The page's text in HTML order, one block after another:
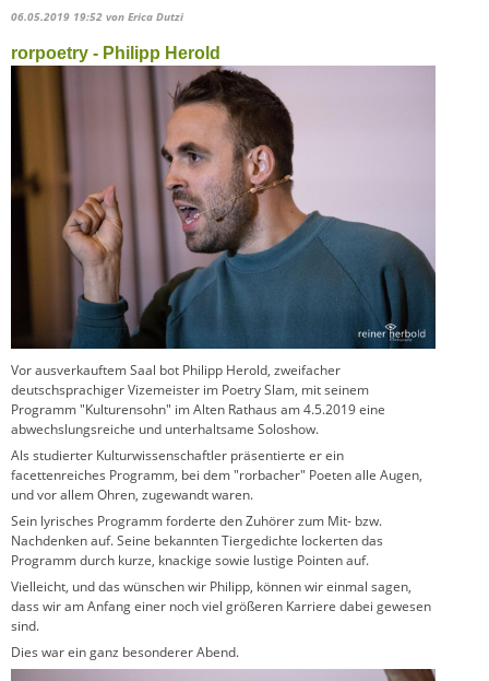
06.05.2019 19:52 von Erica Dutzi
rorpoetry - Philipp Herold
Vor ausverkauftem Saal bot Philipp Herold, zweifacher
deutschsprachiger Vizemeister im Poetry Slam, mit seinem
Programm "Kulturensohn" im Alten Rathaus am 4.5.2019 eine
abwechslungsreiche und unterhaltsame Soloshow.
Als studierter Kulturwissenschaftler präsentierte er ein
facettenreiches Programm, bei dem "rorbacher" Poeten alle Augen,
und vor allem Ohren, zugewandt waren.
Sein lyrisches Programm forderte den Zuhörer zum Mit- bzw.
Nachdenken auf. Seine bekannten Tiergedichte lockerten das
Programm durch kurze, knackige sowie lustige Pointen auf.
Vielleicht, und das wünschen wir Philipp, können wir einmal sagen,
dass wir am Anfang einer noch viel größeren Karriere dabei gewesen
sind.
Dies war ein ganz besonderer Abend.